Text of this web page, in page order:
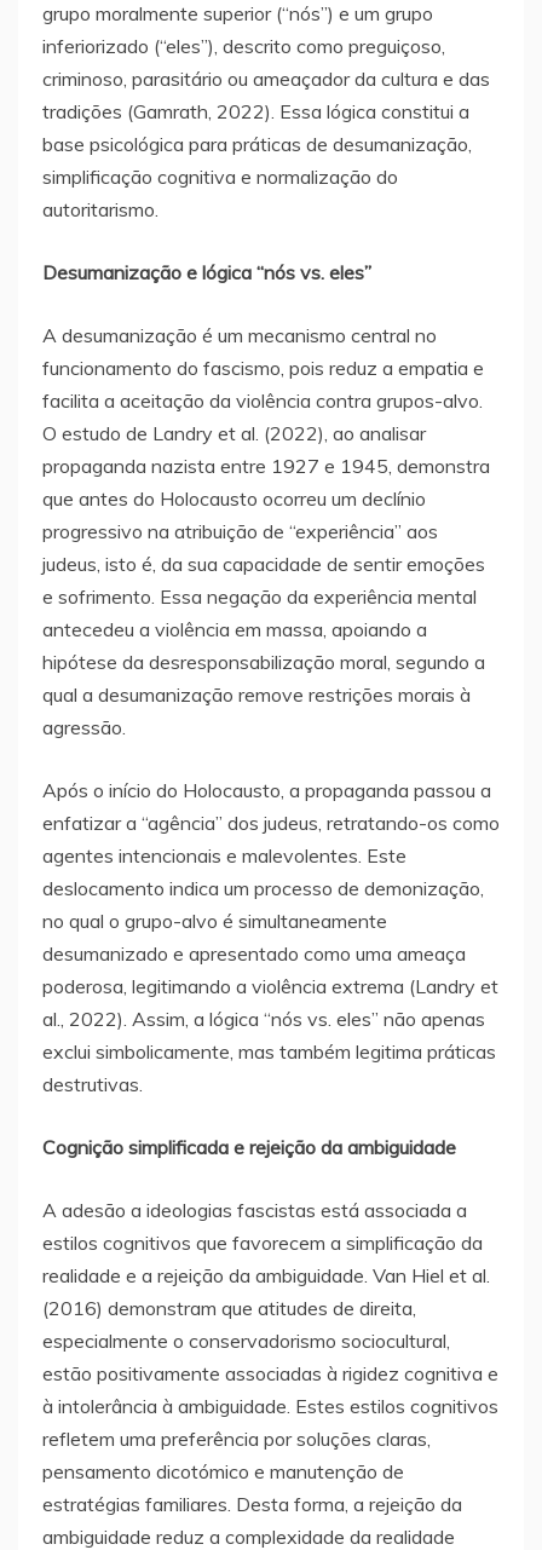
grupo moralmente superior (“nós”) e um grupo
inferiorizado (“eles”), descrito como preguiçoso,
criminoso, parasitário ou ameaçador da cultura e das
tradições (Gamrath, 2022). Essa lógica constitui a
base psicológica para práticas de desumanização,
simplificação cognitiva e normalização do
autoritarismo.
Desumanização e lógica “nós vs. eles”
A desumanização é um mecanismo central no
funcionamento do fascismo, pois reduz a empatia e
facilita a aceitação da violência contra grupos-alvo.
O estudo de Landry et al. (2022), ao analisar
propaganda nazista entre 1927 e 1945, demonstra
que antes do Holocausto ocorreu um declínio
progressivo na atribuição de “experiência” aos
judeus, isto é, da sua capacidade de sentir emoções
e sofrimento. Essa negação da experiência mental
antecedeu a violência em massa, apoiando a
hipótese da desresponsabilização moral, segundo a
qual a desumanização remove restrições morais à
agressão.
Após o início do Holocausto, a propaganda passou a
enfatizar a “agência” dos judeus, retratando-os como
agentes intencionais e malevolentes. Este
deslocamento indica um processo de demonização,
no qual o grupo-alvo é simultaneamente
desumanizado e apresentado como uma ameaça
poderosa, legitimando a violência extrema (Landry et
al., 2022). Assim, a lógica “nós vs. eles” não apenas
exclui simbolicamente, mas também legitima práticas
destrutivas.
Cognição simplificada e rejeição da ambiguidade
A adesão a ideologias fascistas está associada a
estilos cognitivos que favorecem a simplificação da
realidade e a rejeição da ambiguidade. Van Hiel et al.
(2016) demonstram que atitudes de direita,
especialmente o conservadorismo sociocultural,
estão positivamente associadas à rigidez cognitiva e
à intolerância à ambiguidade. Estes estilos cognitivos
refletem uma preferência por soluções claras,
pensamento dicotómico e manutenção de
estratégias familiares. Desta forma, a rejeição da
ambiguidade reduz a complexidade da realidade